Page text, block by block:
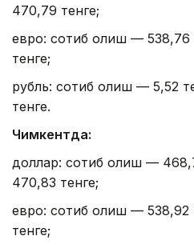
470,79 тенге;
евро: сотиб олиш —
тенге;
рубль: сотиб олиш — 5,52
тенге.
Чимкентда:
доллар: сотиб олиш —
470,83 тенге;
евро: сотиб олиш —
тенге;